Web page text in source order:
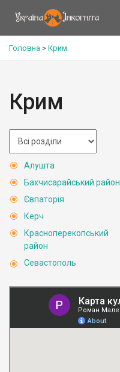
Головна > Крим
Крим
Алушта
Бахчисарайський район
Євпаторія
Керч
Красноперекопський
район
Севастополь